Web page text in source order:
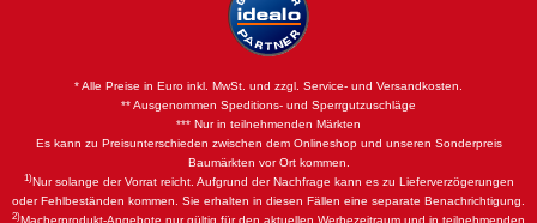
* Alle Preise in Euro inkl. MwSt. und zzgl. Service- und Versandkosten.
** Ausgenommen Speditions- und Sperrgutzuschläge
*** Nur in teilnehmenden Märkten
Es kann zu Preisunterschieden zwischen dem Onlineshop und unseren Sonderpreis
Baumärkten vor Ort kommen.
1)Nur solange der Vorrat reicht. Aufgrund der Nachfrage kann es zu Lieferverzögerungen
oder Fehlbeständen kommen. Sie erhalten in diesen Fällen eine separate Benachrichtigung.
2)Macherprodukt-Angebote nur gültig für den aktuellen Werbezeitraum und in teilnehmenden